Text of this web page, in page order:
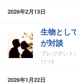
2026年2月13日
生物とし
が対談
プレジデント
17:15
2026年1月22日